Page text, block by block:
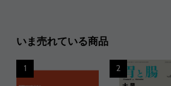
いま売れている商品
1 2